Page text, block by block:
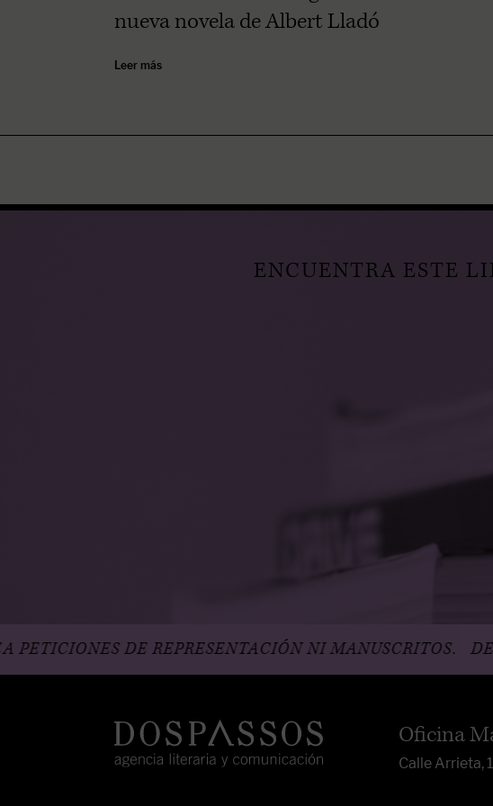
nueva novela de Albert Lladó
Leer más
ENCUENTRA ESTE
DE REPRESENTACIÓN NI MANUSCRITOS. DEBIDO AL
Oficina
Calle Arrieta,